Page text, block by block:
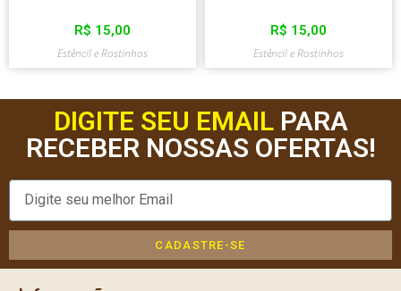
R$ 15,00
Estêncil e Rostinhos
R$ 15,00
Estêncil e Rostinhos
DIGITE SEU EMAILPARA
RECEBER NOSSAS OFERTAS!
CADASTRE-SE